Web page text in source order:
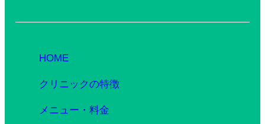
HOME
クリニックの特徴
メニュー・料金